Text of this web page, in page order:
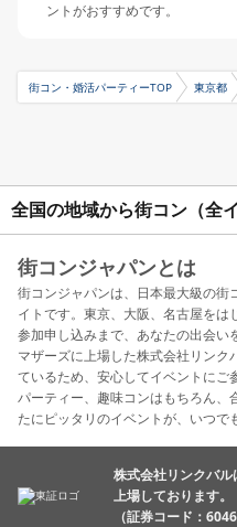
ントがおすすめです。
街コン・婚活パーティーTOP 東京都
全国の地域から街コン（全
街コンジャパンとは
街コンジャパンは、日本最大級の
イトです。東京、大阪、名古屋をは
参加申し込みまで、あなたの出会
マザーズに上場した株式会社リンク
ているため、安心してイベントに
パーティー、趣味コンはもちろん、
たにピッタリのイベントが、いつで
株式会社リンクバ
上場しております。
（証券コード：6046